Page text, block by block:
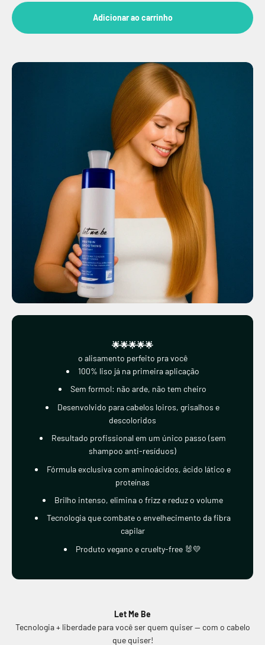
Adicionar ao carrinho
🌟🌟🌟🌟🌟
o alisamento perfeito pra você
100% liso já na primeira aplicação
Sem formol: não arde, não tem cheiro
Desenvolvido para cabelos loiros, grisalhos e
descoloridos
Resultado profissional em um único passo (sem
shampoo anti-resíduos)
Fórmula exclusiva com aminoácidos, ácido lático e
proteínas
Brilho intenso, elimina o frizz e reduz o volume
Tecnologia que combate o envelhecimento da fibra
capilar
Produto vegano e cruelty-free 🐰💛
Let Me Be
Tecnologia + liberdade para você ser quem quiser — com o cabelo
que quiser!